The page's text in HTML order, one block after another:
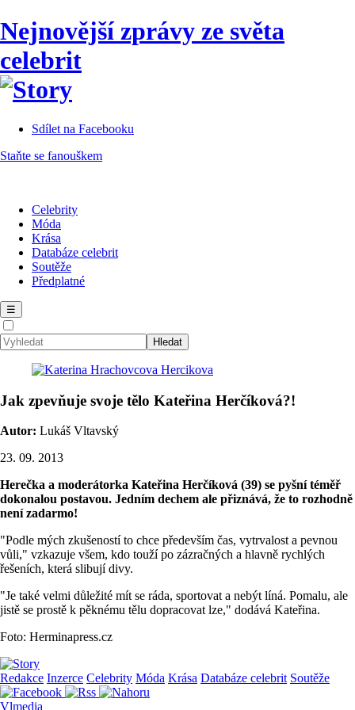
Nejnovější zprávy ze světa
celebrit
Sdílet na Facebooku
Staňte se fanouškem
Celebrity
Móda
Krása
Databáze celebrit
Soutěže
Předplatné
☰
Jak zpevňuje svoje tělo Kateřina Herčíková?!
Autor: Lukáš Vltavský
23. 09. 2013
Herečka a moderátorka Kateřina Herčíková (39) se pyšní téměř
dokonalou postavou. Jedním dechem ale přiznává, že to rozhodně
není zadarmo!
"Podle mých zkušeností to chce především čas, vytrvalost a pevnou
vůli," vzkazuje všem, kdo touží po zázračných a hlavně rychlých
řešeních, která slibují divy.
"Je také velmi důležité mít se ráda, sportovat a nebýt líná. Pomalu, ale
jistě se prostě k pěknému tělu dopracovat lze," dodává Kateřina.
Foto: Herminapress.cz
Redakce Inzerce Celebrity Móda Krása Databáze celebrit Soutěže
Vlmedia